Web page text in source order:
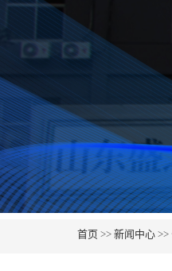
首页 >> 新闻中心 >>